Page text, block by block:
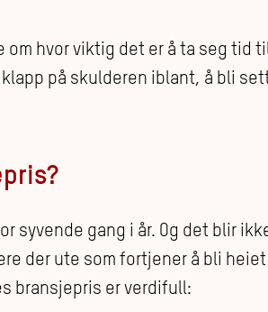
om hvor viktig det er å ta seg tid
på skulderen iblant, å bli
syvende gang i år. Og det blir
der ute som fortjener å bli
bransjepris er verdifull: